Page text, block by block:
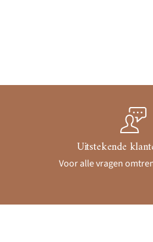
Uitstekende
Voor alle vragen